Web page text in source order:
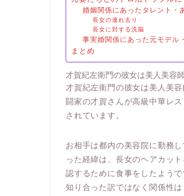
婚姻関係にあったタレント・
長女の連れ去り
長女に対する洗脳
事実婚関係にあった元モデル
まとめ
才賀紀左衛門の彼女は美人美容
才賀紀左衛門の彼女は美人美
闘家の才賀さんが高級中華レ
されています。
お相手は都内の美容院に勤務
った経緯は、長女のヘアカッ
認するために食事をしたよう
知り合った訳ではなく関係性